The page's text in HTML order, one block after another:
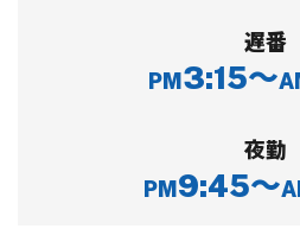
遅番
PM3:15～
夜勤
PM9:45～